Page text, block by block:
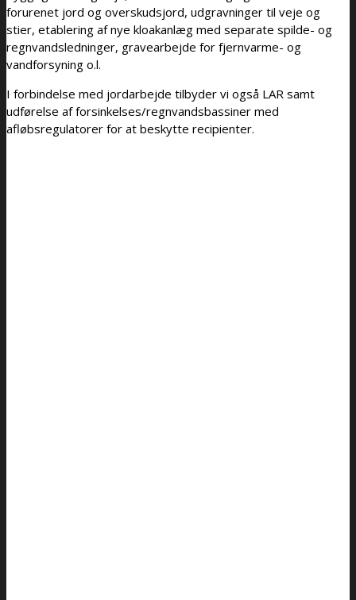
forurenet jord og overskudsjord, udgravninger til veje og
stier, etablering af nye kloakanlæg med separate spilde- og
regnvandsledninger, gravearbejde for fjernvarme- og
vandforsyning o.l.
I forbindelse med jordarbejde tilbyder vi også LAR samt
udførelse af forsinkelses/regnvandsbassiner med
afløbsregulatorer for at beskytte recipienter.